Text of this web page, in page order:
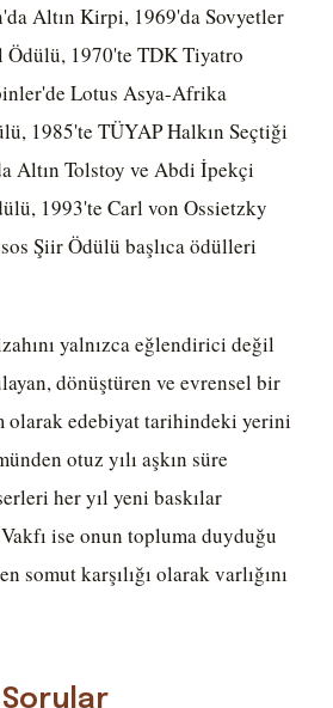
Altın Kirpi, 1969'da Sovyetler
1970'te TDK Tiyatro
Lotus Asya-Afrika
1985'te TÜYAP Halkın Seçtiği
Altın Tolstoy ve Abdi İpekçi
1993'te Carl von Ossietzky
Şiir Ödülü başlıca ödülleri
yalnızca eğlendirici değil
dönüştüren ve evrensel bir
olarak edebiyat tarihindeki yerini
otuz yılı aşkın süre
her yıl yeni baskılar
ise onun topluma duyduğu
somut karşılığı olarak varlığını
Sorular